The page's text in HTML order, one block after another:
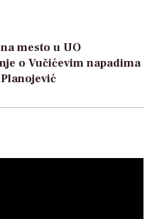
mesto u UO
o Vučićevim napadima